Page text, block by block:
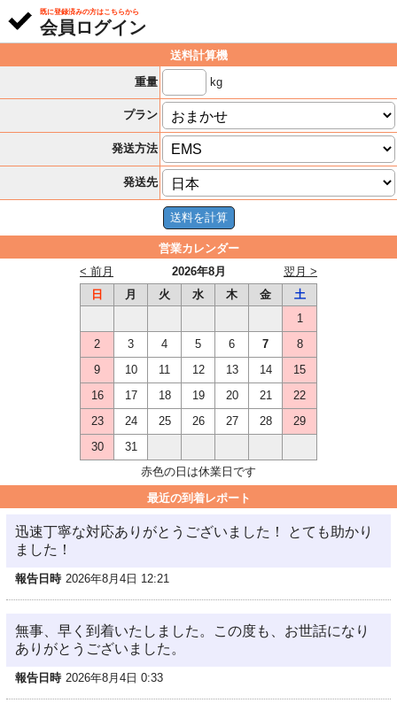
既に登録済みの方はこちらから
会員ログイン
送料計算機
重量
kg
プラン
発送方法
発送先
営業カレンダー
2026年8月
< 前月
翌月 >
日
月 火 水 木 金
土
1
2
3 4 5 6 7
8
9
10 11 12 13 14
15
16
17 18 19 20 21
22
23
24 25 26 27 28
29
30
31
赤色の日は休業日です
最近の到着レポート
迅速丁寧な対応ありがとうございました！ とても助かり
ました！
報告日時 2026年8月4日 12:21
無事、早く到着いたしました。この度も、お世話になり
ありがとうございました。
報告日時 2026年8月4日 0:33